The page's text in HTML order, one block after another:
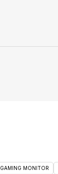
GAMING MONITOR